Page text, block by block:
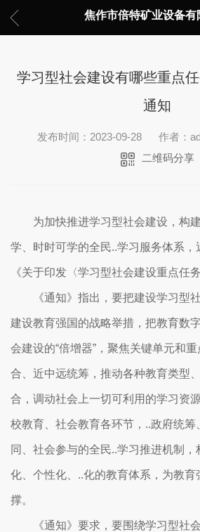
焦作市倍特矿业设备有
学习型社会建设有哪些重点
通知
发布时间：2023-09-28 作者：
二维码分享
为加快推进学习型社会建设，构
学、时时可学的全民..学习服务体系，
《关于印发〈学习型社会建设重点任
《通知》指出，要把建设学习型社
建设教育强国的战略举措，把教育数
会建设的“倍增器”，聚焦关键单元和
合、近中远统筹，推动各种教育类型
合，调动社会上一切可利用的学习资
校教育、社会教育各环节，..政府统
同、社会参与的全民..学习推进机制
化、个性化、..化的教育体系，为教育
撑。
《通知》要求，要围绕学习型社会